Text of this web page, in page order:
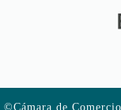
©Cámara de